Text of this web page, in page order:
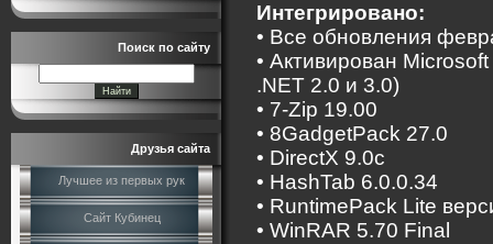
Поиск по сайту
Друзья сайта
Лучшее из первых рук
Сайт Кубинец
Интегрировано:
• Все обновления
• Активирован
.NET 2.0 и 3.0)
• 7-Zip 19.00
• 8GadgetPack 27.0
• DirectX 9.0c
• HashTab 6.0.0.34
• RuntimePack Lite
• WinRAR 5.70 Final